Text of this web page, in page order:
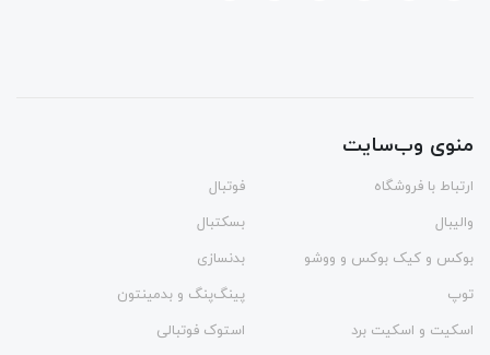
منوی وب‌سایت
ارتباط با فروشگاه
فوتبال
والیبال
بسکتبال
بوکس و کیک بوکس و ووشو
بدنسازی
توپ
پینگ‌پنگ و بدمينتون
اسکیت و اسکیت برد
استوک فوتبالی